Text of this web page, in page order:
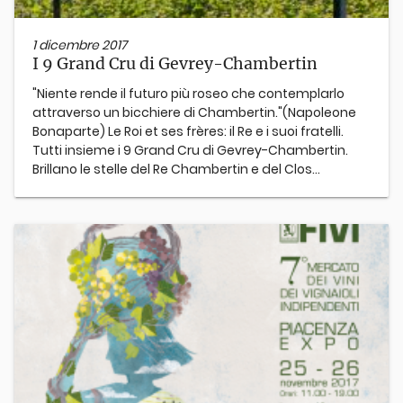
1 dicembre 2017
I 9 Grand Cru di Gevrey-Chambertin
"Niente rende il futuro più roseo che contemplarlo
attraverso un bicchiere di Chambertin." ​(Napoleone
Bonaparte) Le Roi et ses frères: il Re e i suoi fratelli.
Tutti insieme i 9 Grand Cru di Gevrey-Chambertin.
Brillano le stelle del Re Chambertin e del Clos...